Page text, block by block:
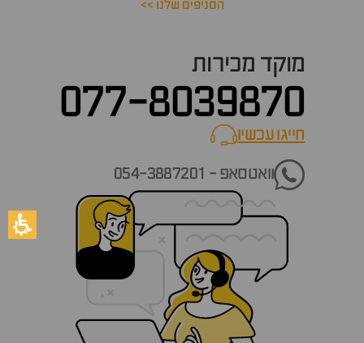
הסניפים שלנו >>
מוקד מכירות
077-8039870
חייגו עכשיוcall now
וואטסאפ - 054-3887201